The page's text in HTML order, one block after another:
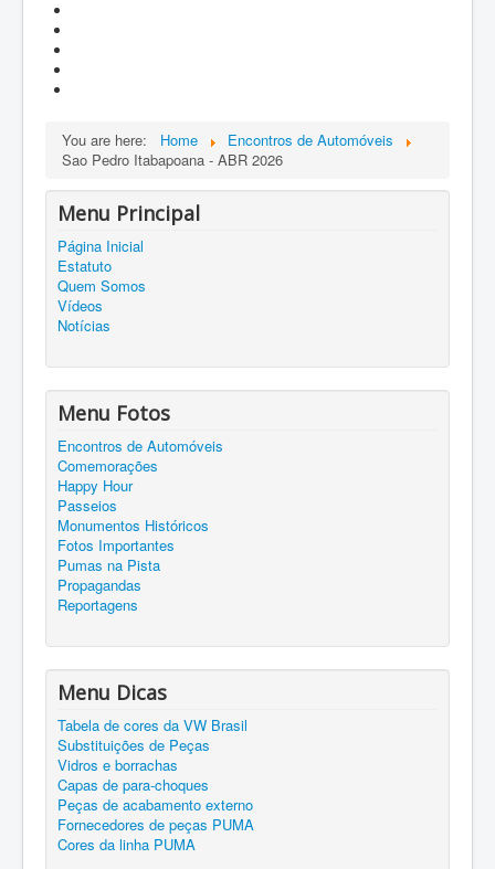
You are here: Home
Encontros de Automóveis
Sao Pedro Itabapoana - ABR 2026
Menu Principal
Página Inicial
Estatuto
Quem Somos
Vídeos
Notícias
Menu Fotos
Encontros de Automóveis
Comemorações
Happy Hour
Passeios
Monumentos Históricos
Fotos Importantes
Pumas na Pista
Propagandas
Reportagens
Menu Dicas
Tabela de cores da VW Brasil
Substituições de Peças
Vidros e borrachas
Capas de para-choques
Peças de acabamento externo
Fornecedores de peças PUMA
Cores da linha PUMA